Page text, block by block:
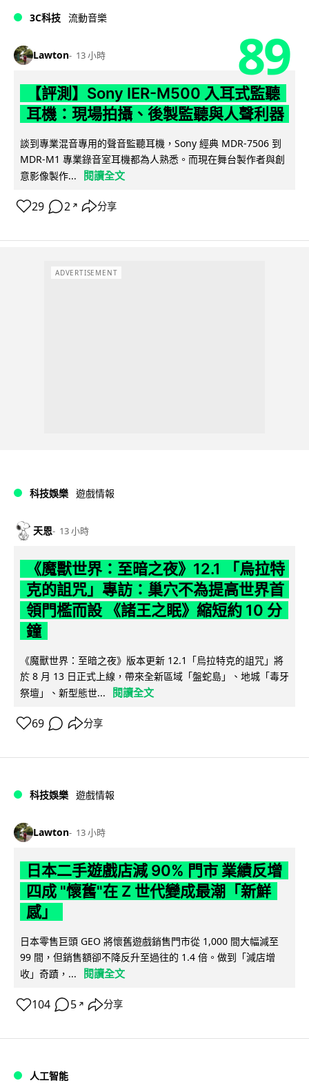
3C科技 流動音樂
Lawton 13 小時 89
【評測】Sony IER-M500 入耳式監聽
耳機：現場拍攝、後製監聽與人聲利器
談到專業混音專用的聲音監聽耳機，Sony 經典 MDR-7506 到
MDR-M1 專業錄音室耳機都為人熟悉。而現在舞台製作者與創
意影像製作...
閱讀全文
29 2 ↗ 分享
ADVERTISEMENT
科技娛樂 遊戲情報
天恩 13 小時
《魔獸世界：至暗之夜》12.1 「烏拉特
克的詛咒」專訪：巢穴不為提高世界首
領門檻而設 《諸王之眠》縮短約 10 分
鐘
《魔獸世界：至暗之夜》版本更新 12.1「烏拉特克的詛咒」將
於 8 月 13 日正式上線，帶來全新區域「盤蛇島」、地城「毒牙
祭壇」、新型態世...
閱讀全文
69 分享
科技娛樂 遊戲情報
Lawton 13 小時
日本二手遊戲店減 90% 門市 業績反增
四成 "懷舊"在 Z 世代變成最潮「新鮮
感」
日本零售巨頭 GEO 將懷舊遊戲銷售門市從 1,000 間大幅減至
99 間，但銷售額卻不降反升至過往的 1.4 倍。做到「減店增
收」奇蹟，...
閱讀全文
104 5 ↗ 分享
人工智能